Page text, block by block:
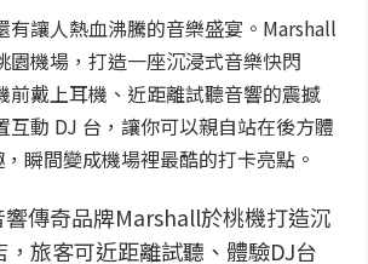
有讓人熱血沸騰的音樂盛宴。Marshall
園機場，打造一座沉浸式音樂快閃
前戴上耳機、近距離試聽音響的震撼
互動 DJ 台，讓你可以親自站在後方體
瞬間變成機場裡最酷的打卡亮點。